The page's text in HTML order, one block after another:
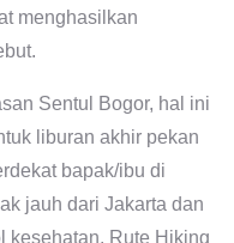
menghasilkan
Sentul Bogor, hal ini
liburan akhir pekan
bapak/ibu di
jauh dari Jakarta dan
kesehatan. Rute Hiking